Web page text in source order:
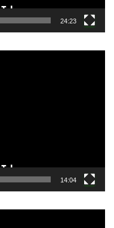
24:23
14:04